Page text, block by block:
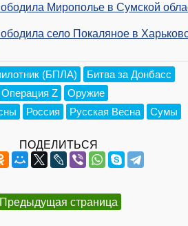
Мирополье в Сумской
село Покаляное в
(БПЛА)
Битва за Донбасс
Операция Z
Оружие
Россия Русская Весна Сумы
ПОДЕЛИТЬСЯ
Предыдущая страница